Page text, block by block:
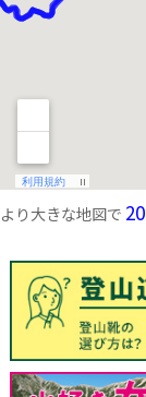
より大きな地図で